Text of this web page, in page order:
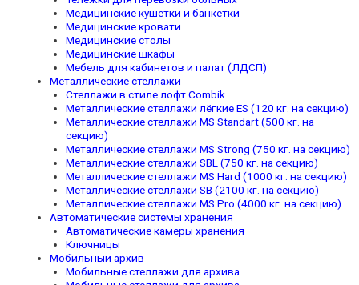
Медицинские кушетки и банкетки
Медицинские кровати
Медицинские столы
Медицинские шкафы
Мебель для кабинетов и палат (ЛДСП)
Металлические стеллажи
Стеллажи в стиле лофт Combik
Металлические стеллажи лёгкие ES (120 кг. на секцию)
Металлические стеллажи MS Standart (500 кг. на
секцию)
Металлические стеллажи MS Strong (750 кг. на секцию)
Металлические стеллажи SBL (750 кг. на секцию)
Металлические стеллажи MS Hard (1000 кг. на секцию)
Металлические стеллажи SB (2100 кг. на секцию)
Металлические стеллажи MS Pro (4000 кг. на секцию)
Автоматические системы хранения
Автоматические камеры хранения
Ключницы
Мобильный архив
Мобильные стеллажи для архива